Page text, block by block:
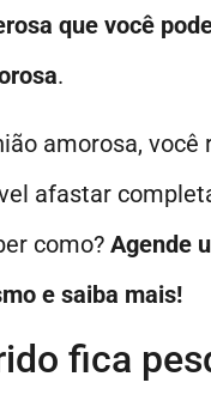
que você
.
amorosa, você
afastar
como? Agende
e saiba mais!
fica